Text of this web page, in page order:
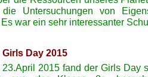
Untersuchungen von
war ein sehr interessanter
Girls Day 2015
2015 fand der Girls Day